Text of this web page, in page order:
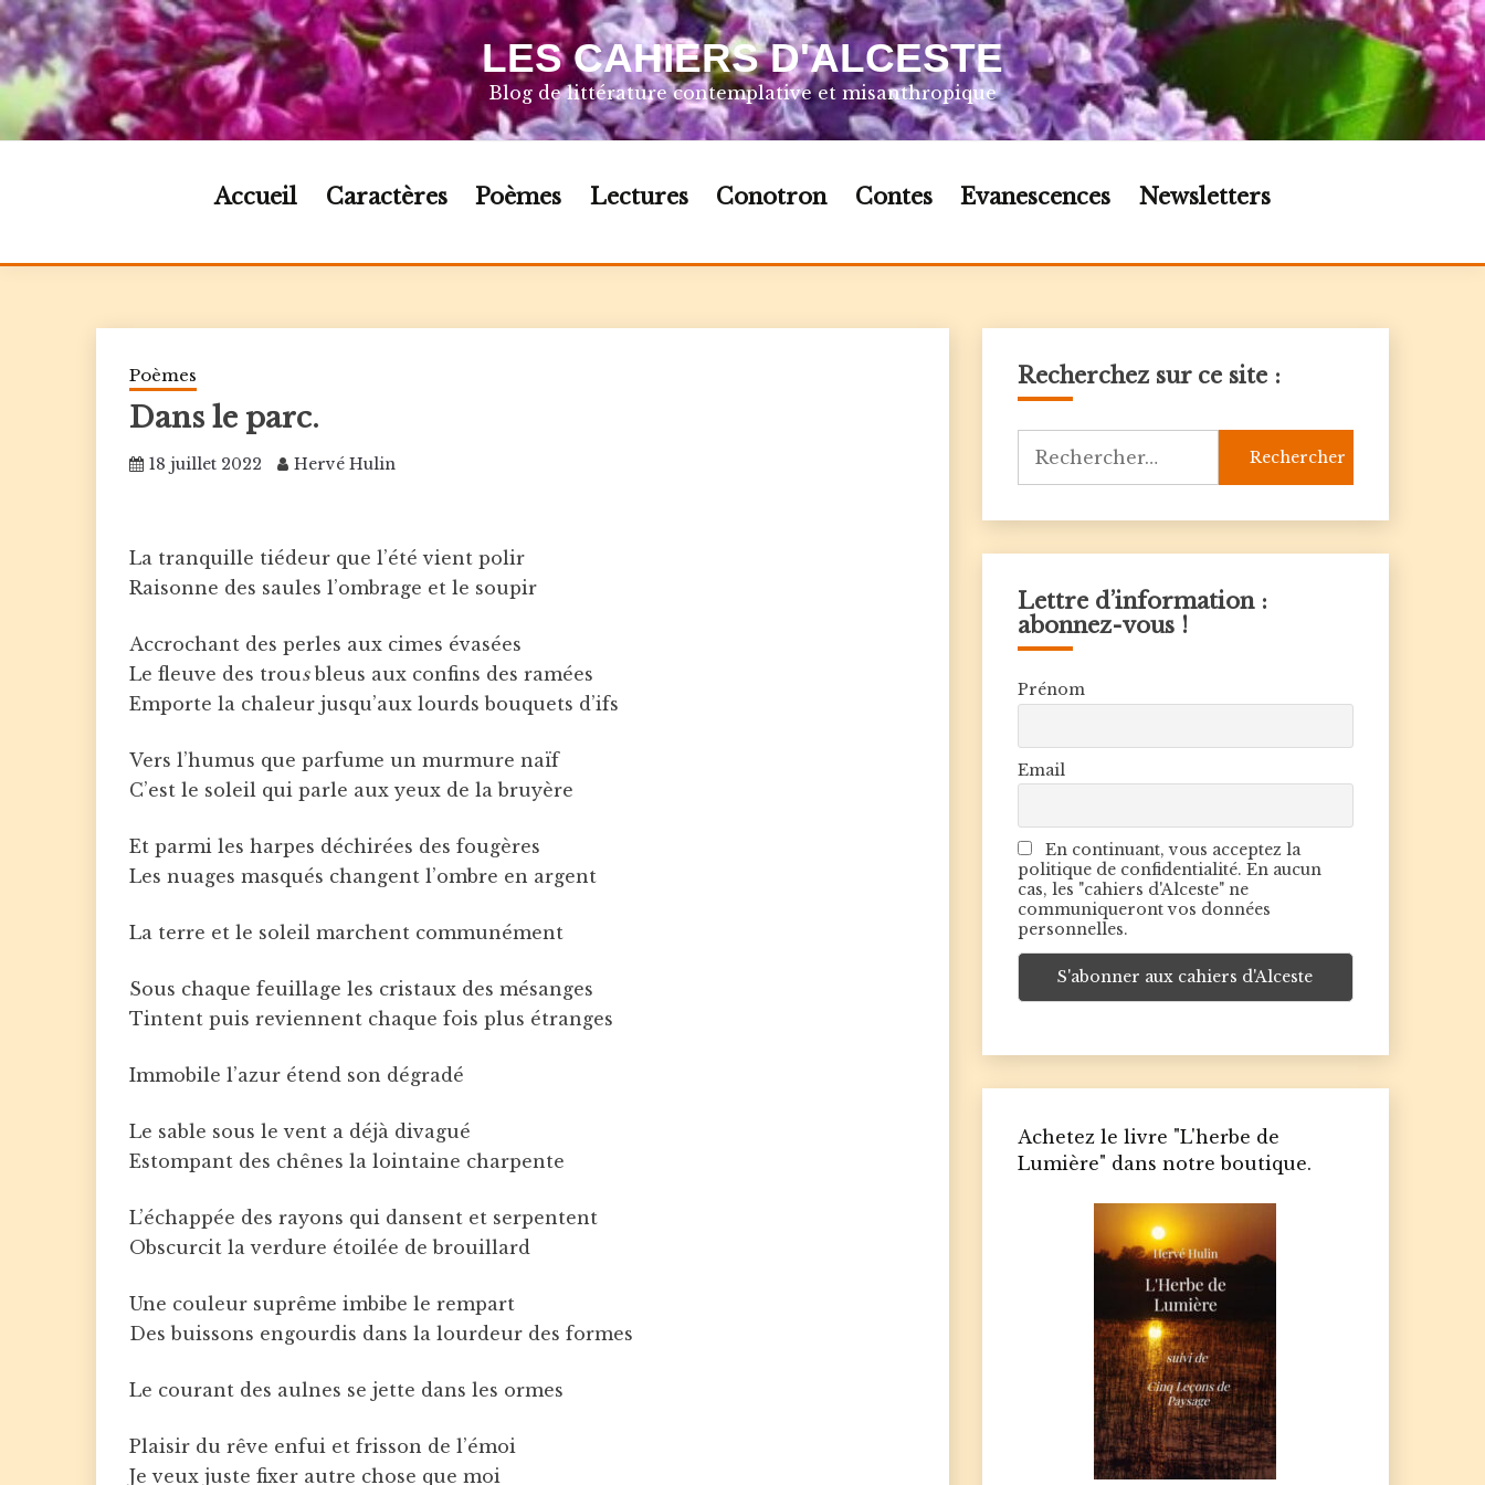
Skip
to
content
LES CAHIERS D'ALCESTE
Blog de littérature contemplative et misanthropique
Accueil Caractères Poèmes Lectures Conotron Contes Evanescences Newsletters
Poèmes
Dans le parc.
18 juillet 2022 Hervé Hulin
La tranquille tiédeur que l’été vient polir
Raisonne des saules l’ombrage et le soupir
Accrochant des perles aux cimes évasées
Le fleuve des trousbleus aux confins des ramées
Emporte la chaleur jusqu’aux lourds bouquets d’ifs
Vers l’humus que parfume un murmure naïf
C’est le soleil qui parle aux yeux de la bruyère
Et parmi les harpes déchirées des fougères
Les nuages masqués changent l’ombre en argent
La terre et le soleil marchent communément
Sous chaque feuillage les cristaux des mésanges
Tintent puis reviennent chaque fois plus étranges
Immobile l’azur étend son dégradé
Le sable sous le vent a déjà divagué
Estompant des chênes la lointaine charpente
L’échappée des rayons qui dansent et serpentent
Obscurcit la verdure étoilée de brouillard
Une couleur suprême imbibe le rempart
Des buissons engourdis dans la lourdeur des formes
Le courant des aulnes se jette dans les ormes
Plaisir du rêve enfui et frisson de l’émoi
Je veux juste fixer autre chose que moi
Recherchez sur ce site :
Lettre d’information :
abonnez-vous !
Prénom
Email
En continuant, vous acceptez la
politique de confidentialité. En aucun
cas, les "cahiers d'Alceste" ne
communiqueront vos données
personnelles.
Achetez le livre "L'herbe de
Lumière" dans notre boutique.